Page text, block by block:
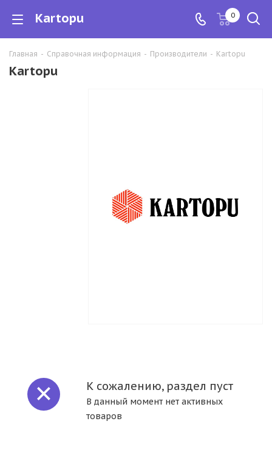
Kartopu 0
Главная - Справочная информация - Производители - Kartopu
Kartopu
К сожалению, раздел пуст
В данный момент нет активных
товаров